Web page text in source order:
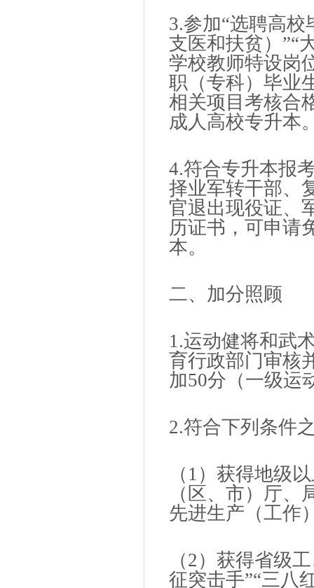
3.参加“选聘高
支医和扶贫）”“
学校教师特设岗
职（专科）毕业
相关项目考核合
成人高校专升本
4.符合专升本报
择业军转干部、
官退出现役证、
历证书，可申请
本。
二、加分照顾
1.运动健将和武
育行政部门审核
加50分（一级运
2.符合下列条件
（1）获得地级
（区、市）厅
先进生产（工作
（2）获得省级
征突击手”“三八